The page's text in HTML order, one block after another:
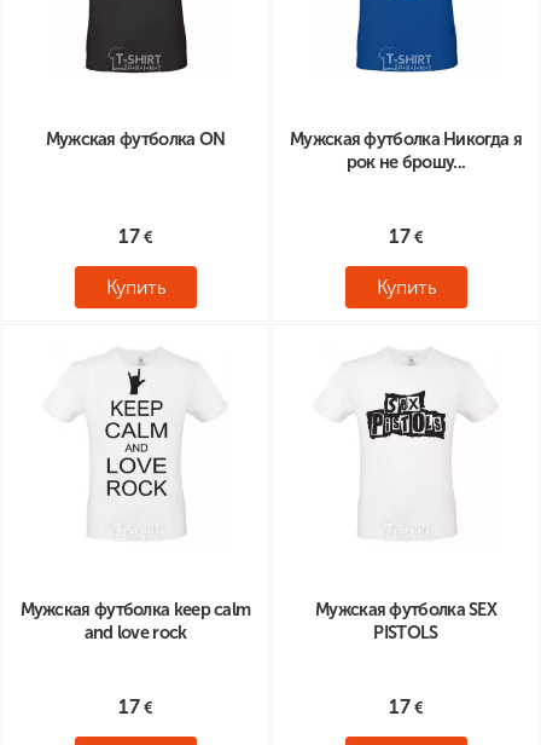
Мужская футболка ON
17
Купить
Мужская футболка Никогда я
рок не брошу...
17
Купить
Мужская футболка keep calm
and love rock
17
Мужская футболка SEX
PISTOLS
17